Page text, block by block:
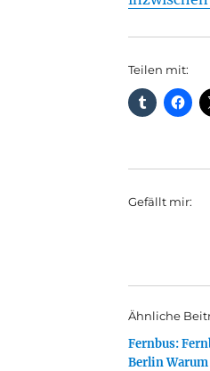
Teilen mit:
Gefällt mir:
Ähnliche
Fernbus:
Berlin